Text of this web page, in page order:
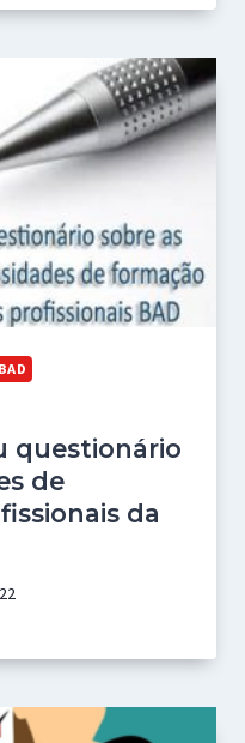
BAD
questionário
de
da